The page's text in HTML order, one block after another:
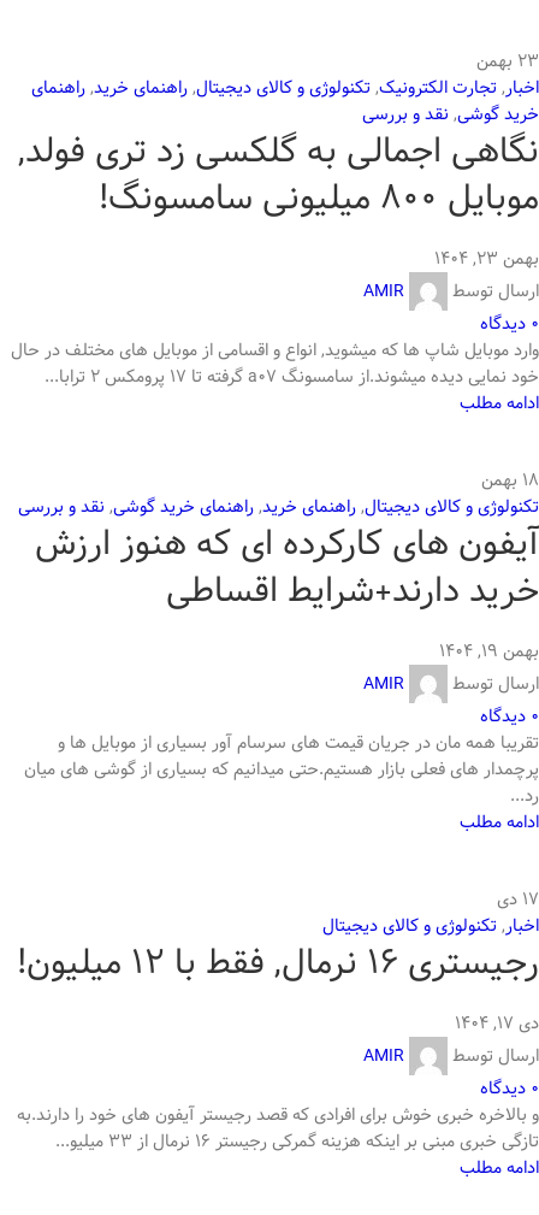
23 بهمن
اخبار, تجارت الکترونیک, تکنولوژی و کالای دیجیتال,راهنمای خرید,راهنمای
خرید گوشی, نقد و بررسی
نگاهی اجمالی به گلکسی زد تری فولد,
موبایل 800 میلیونی سامسونگ!
بهمن ۲۳, ۱۴۰۴
ارسال توسط
AMIR
0 دیدگاه
وارد موبایل شاپ ها که میشوید, انواع و اقسامی از موبایل های مختلف در حال
خود نمایی دیده میشوند.از سامسونگ a07 گرفته تا 17 پرومکس 2 ترابا...
ادامه مطلب
18 بهمن
تکنولوژی و کالای دیجیتال,راهنمای خرید,راهنمای خرید گوشی, نقد و بررسی
آیفون های کارکرده ای که هنوز ارزش
خرید دارند+شرایط اقساطی
بهمن ۱۹, ۱۴۰۴
ارسال توسط
AMIR
0 دیدگاه
تقریبا همه مان در جریان قیمت های سرسام آور بسیاری از موبایل ها و
پرچمدار های فعلی بازار هستیم.حتی میدانیم که بسیاری از گوشی های میان
رد...
ادامه مطلب
17 دی
اخبار, تکنولوژی و کالای دیجیتال
رجیستری 16 نرمال, فقط با 12 میلیون!
دی ۱۷, ۱۴۰۴
ارسال توسط
AMIR
0 دیدگاه
و بالاخره خبری خوش برای افرادی که قصد رجیستر آیفون های خود را دارند.به
تازگی خبری مبنی بر اینکه هزینه گمرکی رجیستر 16 نرمال از 33 میلیو...
ادامه مطلب